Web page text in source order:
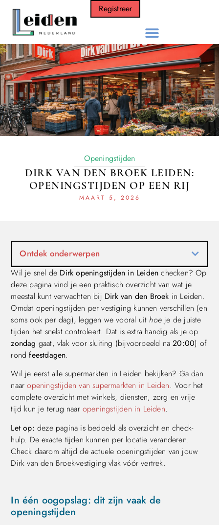
Registreer
Openingstijden
DIRK VAN DEN BROEK LEIDEN:
OPENINGSTIJDEN OP EEN RIJ
MAART 5, 2026
Wil je snel de Dirk openingstijden in Leiden checken? Op
deze pagina vind je een praktisch overzicht van wat je
meestal kunt verwachten bij Dirk van den Broek in Leiden.
Omdat openingstijden per vestiging kunnen verschillen (en
soms ook per dag), leggen we vooral uithoe je de juiste
tijden het snelst controleert. Dat is extra handig als je op
zondag gaat, vlak voor sluiting (bijvoorbeeld na20:00) of
rondfeestdagen.
Wil je eerst alle supermarkten in Leiden bekijken? Ga dan
naaropeningstijden van supermarkten in Leiden. Voor het
complete overzicht met winkels, diensten, zorg en vrije
tijd kun je terug naar openingstijden in Leiden.
Let op: deze pagina is bedoeld als overzicht en check-
hulp. De exacte tijden kunnen per locatie veranderen.
Check daarom altijd de actuele openingstijden van jouw
Dirk van den Broek-vestiging vlak vóór vertrek.
In één oogopslag: dit zijn vaak de
openingstijden
Ontdek onderwerpen